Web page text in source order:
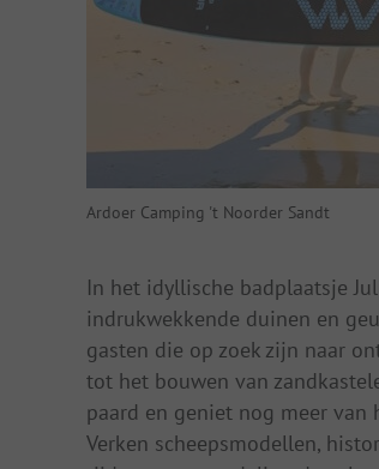
Ardoer Camping 't Noorder Sandt
In het idyllische badplaatsje
indrukwekkende duinen en
gasten die op zoek zijn naar
tot het bouwen van
paard en geniet nog meer
Verken scheepsmodellen,